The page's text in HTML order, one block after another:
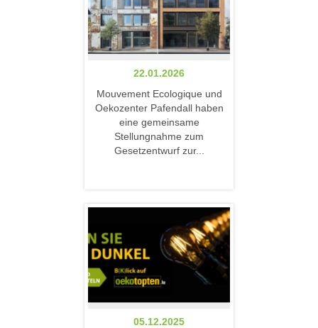
22.01.2026
Mouvement Ecologique und
Oekozenter Pafendall haben
eine gemeinsame
Stellungnahme zum
Gesetzentwurf zur...
05.12.2025